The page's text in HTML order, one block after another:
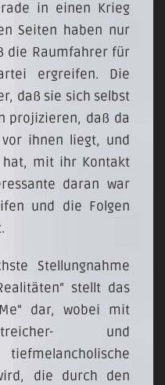
in einen Krieg
Seiten haben nur
die Raumfahrer für
ergreifen. Die
daß sie sich selbst
projizieren, daß da
ihnen liegt, und
hat, mit ihr Kontakt
daran war
und die Folgen
Stellungnahme
stellt das
dar, wobei mit
und
die durch den